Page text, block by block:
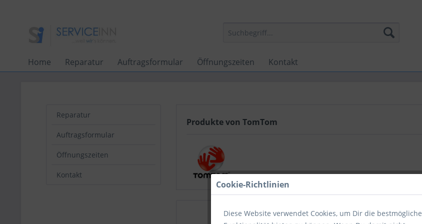
Home Reparatur Auftragsformular Öffnungszeiten Kontakt
Reparatur
Auftragsformular
Öffnungszeiten
Kontakt
Produkte von TomTom
Cookie-Richtlinien
Diese Website verwendet Cookies, um Dir die bestmögliche